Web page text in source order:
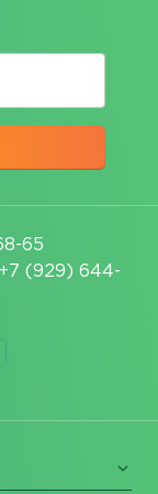
65
+7 (929) 644-